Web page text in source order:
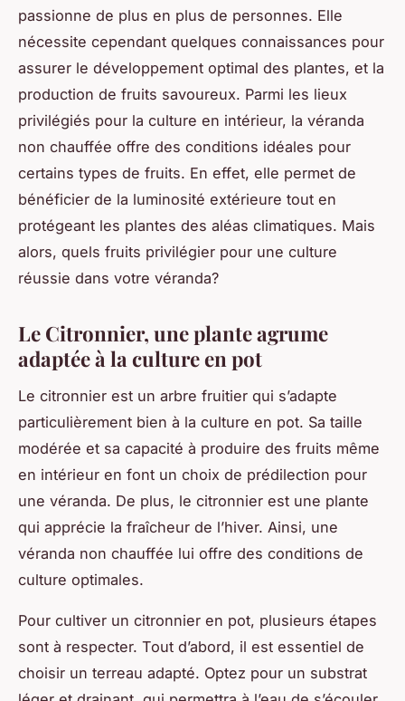
passionne de plus en plus de personnes. Elle
nécessite cependant quelques connaissances pour
assurer le développement optimal des plantes, et la
production de fruits savoureux. Parmi les lieux
privilégiés pour la culture en intérieur, la véranda
non chauffée offre des conditions idéales pour
certains types de fruits. En effet, elle permet de
bénéficier de la luminosité extérieure tout en
protégeant les plantes des aléas climatiques. Mais
alors, quels fruits privilégier pour une culture
réussie dans votre véranda?
Le Citronnier, une plante agrume
adaptée à la culture en pot
Le citronnier est un arbre fruitier qui s’adapte
particulièrement bien à la culture en pot. Sa taille
modérée et sa capacité à produire des fruits même
en intérieur en font un choix de prédilection pour
une véranda. De plus, le citronnier est une plante
qui apprécie la fraîcheur de l’hiver. Ainsi, une
véranda non chauffée lui offre des conditions de
culture optimales.
Pour cultiver un citronnier en pot, plusieurs étapes
sont à respecter. Tout d’abord, il est essentiel de
choisir un terreau adapté. Optez pour un substrat